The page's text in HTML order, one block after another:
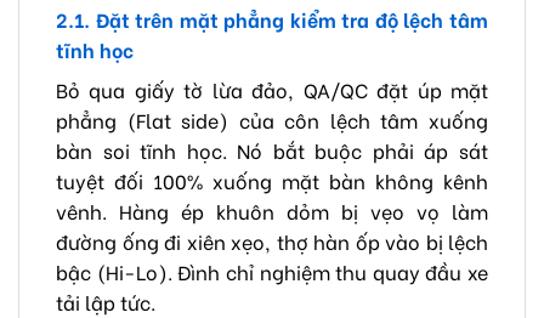
2.1. Đặt trên mặt phẳng kiểm tra độ lệch tâm
tĩnh học
Bỏ qua giấy tờ lừa đảo, QA/QC đặt úp mặt
phẳng (Flat side) của côn lệch tâm xuống
bàn soi tĩnh học. Nó bắt buộc phải áp sát
tuyệt đối 100% xuống mặt bàn không kênh
vênh. Hàng ép khuôn dỏm bị vẹo vọ làm
đường ống đi xiên xẹo, thợ hàn ốp vào bị lệch
bậc (Hi-Lo). Đình chỉ nghiệm thu quay đầu xe
tải lập tức.